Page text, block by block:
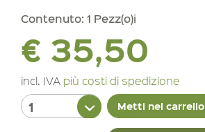
Contenuto: 1 Pezz(o)i
€ 35,50
incl. IVA più costi di spedizione
Metti nel carrello